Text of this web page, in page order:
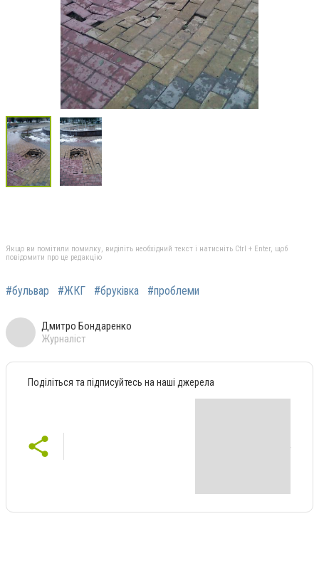
Якщо ви помітили помилку, виділіть необхідний текст і натисніть Ctrl + Enter, щоб
повідомити про це редакцію
#бульвар #ЖКГ #бруківка #проблеми
Дмитро Бондаренко
Журналіст
Поділіться та підписуйтесь на наші джерела